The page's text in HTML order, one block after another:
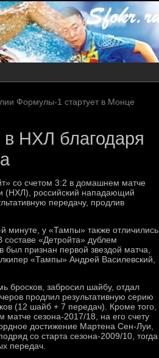
Формулы-1 стартует в Монце
НХЛ благодаря
со счетом 3:2 в домашнем матче
(НХЛ), российский нападающий
передачу, продлив
минуте, у «Тампы» также отличились
«Детройта» дублем
признан первой звездой матча,
«Тампы» Андрей Василевский,
бросков, забросил шайбу, отдал
продлил результативную серию
(12 шайб + 7 передач). Кроме того,
матче сезона-2017/18, на его счету
достижение Мартена Сен-Луи,
со старта сезона-2009/10, тогда
передач.